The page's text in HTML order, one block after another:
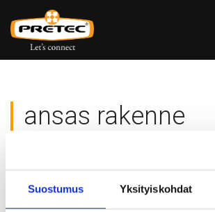
Suostumus Yksityiskohdat
Siirry
suoraan
ansas rakenne
Valitun kaltaisia tuotteita ei löytynyt.